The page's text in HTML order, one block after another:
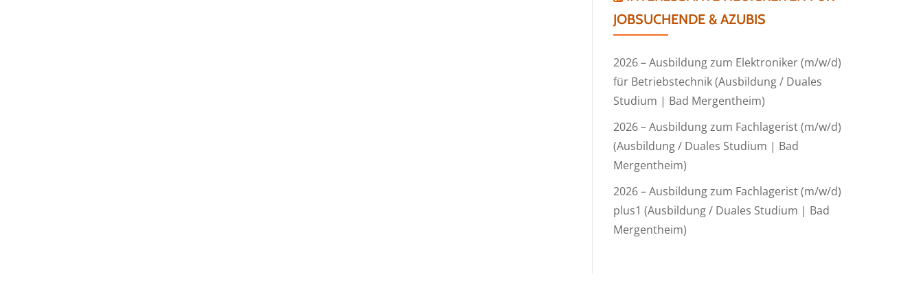
JOBSUCHENDE & AZUBIS
2026 – Ausbildung zum Elektroniker (m/w/d)
für Betriebstechnik (Ausbildung / Duales
Studium | Bad Mergentheim)
2026 – Ausbildung zum Fachlagerist (m/w/d)
(Ausbildung / Duales Studium | Bad
Mergentheim)
2026 – Ausbildung zum Fachlagerist (m/w/d)
plus1 (Ausbildung / Duales Studium | Bad
Mergentheim)